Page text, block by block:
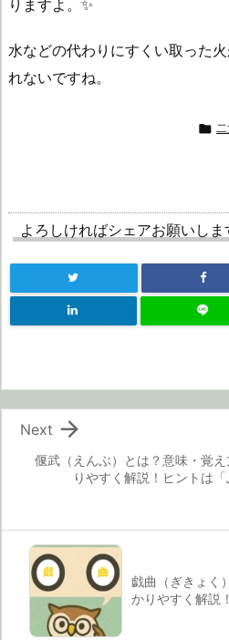
りますよ。✨
水などの代わりにすくい取った
れないですね。

よろしければシェアお願いしま
偃武（えんぶ）とは？意味・覚
りやすく解説！ヒントは「

Next
戯曲（ぎきょく
かりやすく解説